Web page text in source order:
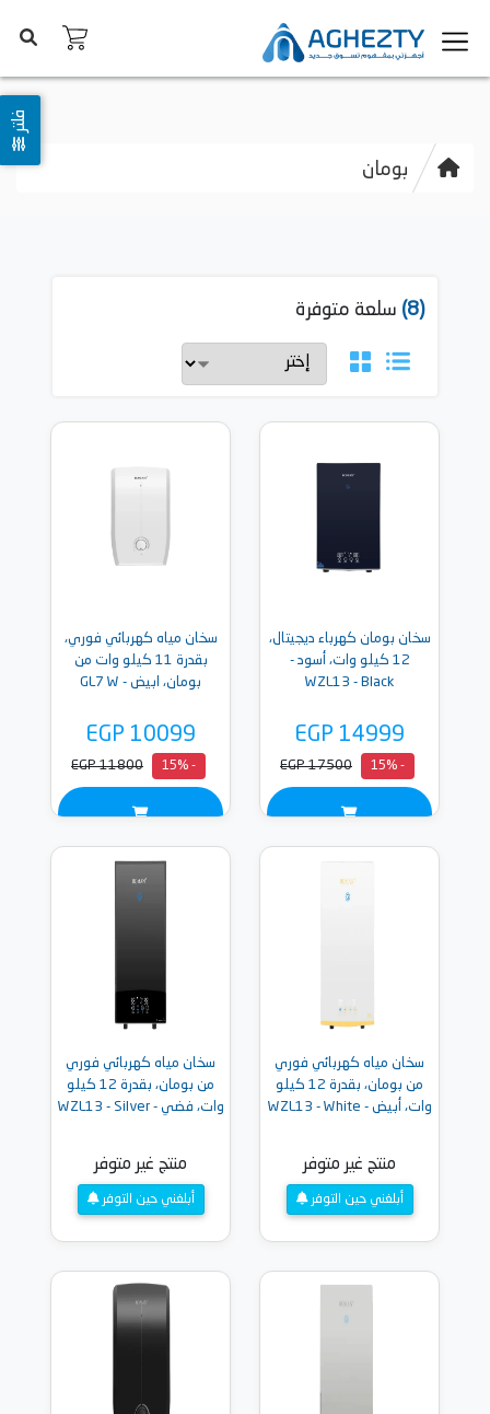
بومان
فلتر
(8) سلعة متوفرة
سخان بومان كهرباء ديجيتال،
12 كيلو وات، أسود -
WZL13 - Black
EGP 14999
- 15%
EGP 17500
سخان مياه كهربائي فوري،
بقدرة 11 كيلو وات من
بومان، ابيض - GL7 W
EGP 10099
- 15%
EGP 11800
سخان مياه كهربائي فوري
من بومان، بقدرة 12 كيلو
وات، أبيض - WZL13 - White
منتج غير متوفر
أبلغني حين التوفر
سخان مياه كهربائي فوري
من بومان، بقدرة 12 كيلو
وات، فضي - WZL13 - Silver
منتج غير متوفر
أبلغني حين التوفر